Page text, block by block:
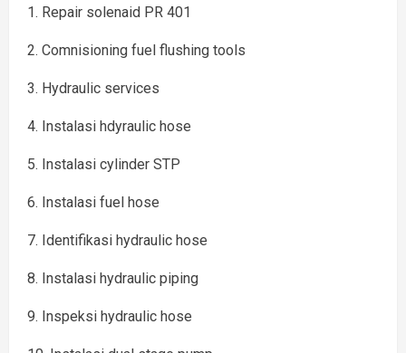
1. Repair solenaid PR 401
2. Comnisioning fuel flushing tools
3. Hydraulic services
4. Instalasi hdyraulic hose
5. Instalasi cylinder STP
6. Instalasi fuel hose
7. Identifikasi hydraulic hose
8. Instalasi hydraulic piping
9. Inspeksi hydraulic hose